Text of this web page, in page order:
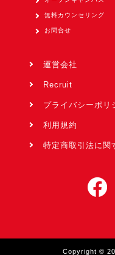
無料カウンセリング
お問合せ
運営会社
Recruit
プライバシーポリ
利用規約
特定商取引法に関
Copyright ©